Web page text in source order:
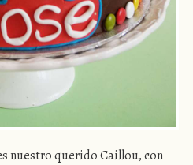
nuestro querido Caillou, con